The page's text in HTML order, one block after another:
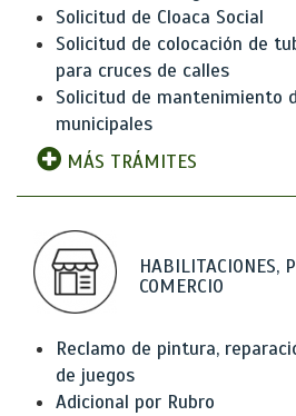
Solicitud de Cloaca Social
Solicitud de colocación de
para cruces de calles
Solicitud de mantenimiento
municipales
MÁS TRÁMITES
HABILITACIONES,
COMERCIO
Reclamo de pintura,
de juegos
Adicional por Rubro